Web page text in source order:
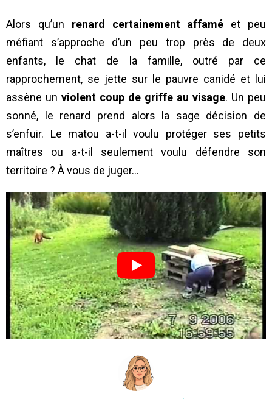
Alors qu’un renard certainement affamé et peu
méfiant s’approche d’un peu trop près de deux
enfants, le chat de la famille, outré par ce
rapprochement, se jette sur le pauvre canidé et lui
assène un violent coup de griffe au visage. Un peu
sonné, le renard prend alors la sage décision de
s’enfuir. Le matou a-t-il voulu protéger ses petits
maîtres ou a-t-il seulement voulu défendre son
territoire ? À vous de juger…